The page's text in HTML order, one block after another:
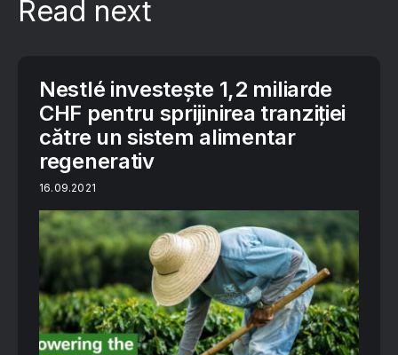
Read next
Nestlé investește 1,2 miliarde
CHF pentru sprijinirea tranziției
către un sistem alimentar
regenerativ
16.09.2021